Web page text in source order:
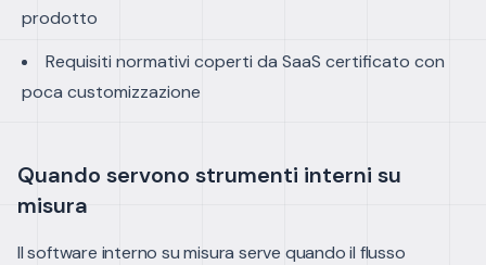
prodotto
Requisiti normativi coperti da SaaS certificato con
poca customizzazione
Quando servono strumenti interni su
misura
Il software interno su misura serve quando il flusso